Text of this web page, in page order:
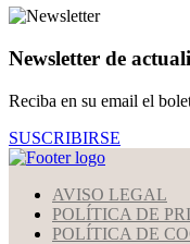
Newsletter de
Reciba en su email el
SUSCRIBIRSE
AVISO LEGAL
POLÍTICA DE
POLÍTICA DE